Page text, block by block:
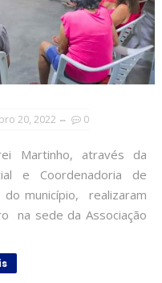
20, 2022 0
Martinho, através da
e Coordenadoria de
do município, realizaram
na sede da Associação